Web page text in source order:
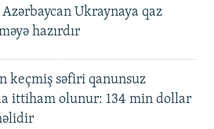
Ukraynaya qaz
hazırdır
keçmiş səfiri qanunsuz
ittiham olunur: 134 min dollar